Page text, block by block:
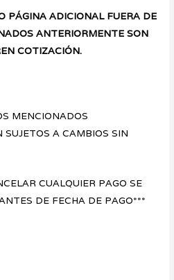
PÁGINA ADICIONAL FUERA DE
ANTERIORMENTE SON
COTIZACIÓN.
MENCIONADOS
A CAMBIOS SIN
CUALQUIER PAGO SE
DE FECHA DE PAGO***